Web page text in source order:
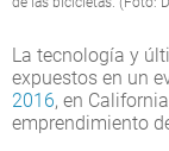
La tecnología y
expuestos en un
2016, en
emprendimiento